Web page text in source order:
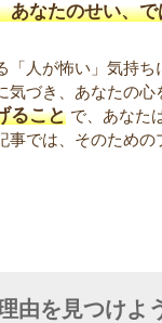
あなたのせい、
「人が怖い」気持ち
気づき、あなたの心
ること で、あなた
事では、そのための
由を見つけよ